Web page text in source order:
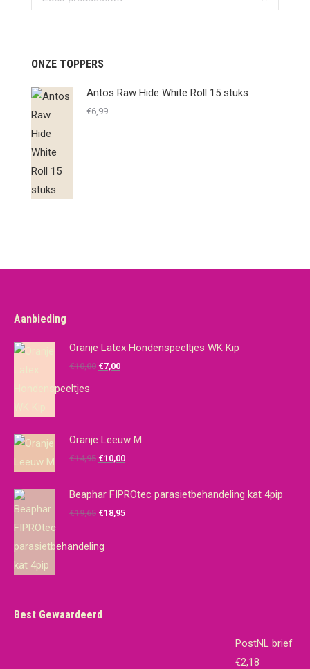
ONZE TOPPERS
Antos Raw Hide White Roll 15 stuks
€6,99
Aanbieding
Oranje Latex Hondenspeeltjes WK Kip
€10,00 Oorspronkelijke
€7,00Huidige
Oranje Leeuw M
€14,95 Oorspronkelijke
was:
€14,95.
€10,00Huidige
is:
€10,00.
Beaphar FIPROtec parasietbehandeling kat 4pip
€19,65 Oorspronkelijke
was:
€18,95Huidige
Best Gewaardeerd
PostNL brief
€2,18